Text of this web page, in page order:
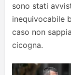
sono stati
inequivocabile
caso non
cicogna.